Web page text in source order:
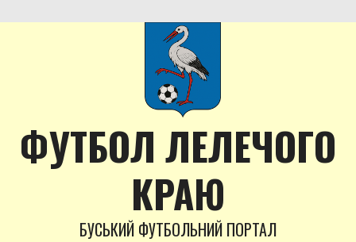
to
ФУТБОЛ ЛЕЛЕЧОГО
КРАЮ
БУСЬКИЙ ФУТБОЛЬНИЙ ПОРТАЛ